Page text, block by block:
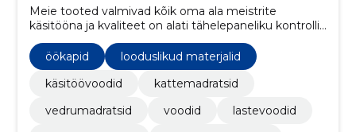
Meie tooted valmivad kõik oma ala meistrite
käsitööna ja kvaliteet on alati tähelepaneliku kontrolli
öökapid
looduslikud materjalid
käsitöövoodid
kattemadratsid
vedrumadratsid
voodid
lastevoodid